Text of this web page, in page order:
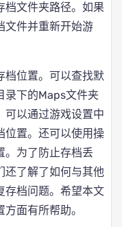
档文件夹路径。如果
文件并重新开始游
档位置。可以查找默
录下的Maps文件夹
可以通过游戏设置中
位置。还可以使用操
。为了防止存档丢
还了解了如何与其他
存档问题。希望本文
面有所帮助。